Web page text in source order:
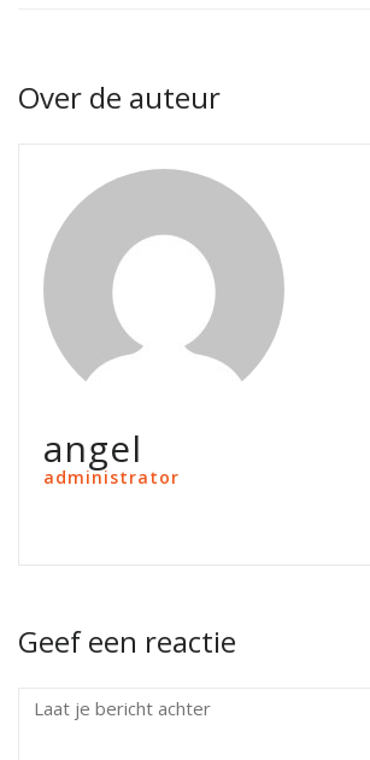
Over de auteur
angel
administrator
Geef een reactie